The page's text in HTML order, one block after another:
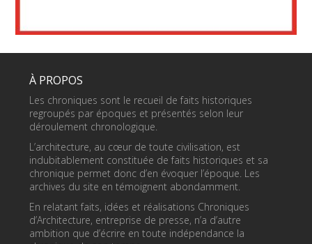
À PROPOS
Les chroniques sont le recueil de faits historiques
regroupés par époques et présentés selon leur
déroulement chronologique.
L’architecture, au cœur de toute civilisation, est
indubitablement constituée de faits historiques et sa
chronique permet donc d’en évoquer l’époque. Les
archives du site en témoignent abondamment.
En relatant faits, idées et réalisations Chroniques
d’Architecture, entreprise de presse, n’a d’autre
ambition que d’écrire en toute indépendance la